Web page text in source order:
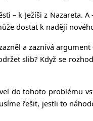
k Ježíši z Nazareta.
dostat k naději
a zaznívá
slib? Když se
do tohoto problému
řešit, jestli to